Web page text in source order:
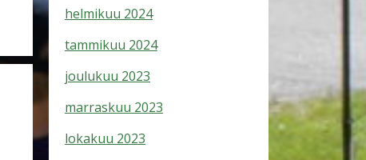
helmikuu 2024
tammikuu 2024
joulukuu 2023
marraskuu 2023
lokakuu 2023